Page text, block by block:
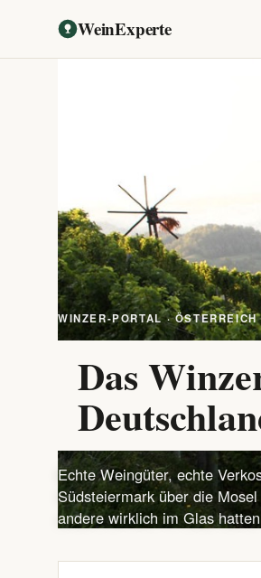
WeinExperte
WINZER-PORTAL ·
Das
Echte Weingüter, echte
Südsteiermark über die
andere wirklich im Glas